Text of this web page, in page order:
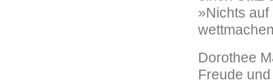
»Nichts
Dorothee
Freude